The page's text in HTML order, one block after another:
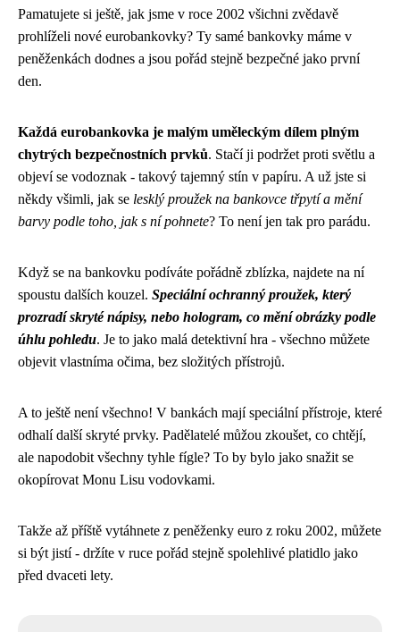
Pamatujete si ještě, jak jsme v roce 2002 všichni zvědavě
prohlíželi nové eurobankovky? Ty samé bankovky máme v
peněženkách dodnes a jsou pořád stejně bezpečné jako první
den.
Každá eurobankovka je malým uměleckým dílem plným
chytrých bezpečnostních prvků. Stačí ji podržet proti světlu a
objeví se vodoznak - takový tajemný stín v papíru. A už jste si
někdy všimli, jak se lesklý proužek na bankovce třpytí a mění
barvy podle toho, jak s ní pohnete? To není jen tak pro parádu.
Když se na bankovku podíváte pořádně zblízka, najdete na ní
spoustu dalších kouzel. Speciální ochranný proužek, který
prozradí skryté nápisy, nebo hologram, co mění obrázky podle
úhlu pohledu. Je to jako malá detektivní hra - všechno můžete
objevit vlastníma očima, bez složitých přístrojů.
A to ještě není všechno! V bankách mají speciální přístroje, které
odhalí další skryté prvky. Padělatelé můžou zkoušet, co chtějí,
ale napodobit všechny tyhle fígle? To by bylo jako snažit se
okopírovat Monu Lisu vodovkami.
Takže až příště vytáhnete z peněženky euro z roku 2002, můžete
si být jistí - držíte v ruce pořád stejně spolehlivé platidlo jako
před dvaceti lety.